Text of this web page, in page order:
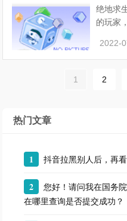
绝地求
的玩家
怎么下
可以直
2022-
1 2
热门文章
1 抖音拉黑别人后，再
2
您好！请问我在国务
在哪里查询是否提交成功？